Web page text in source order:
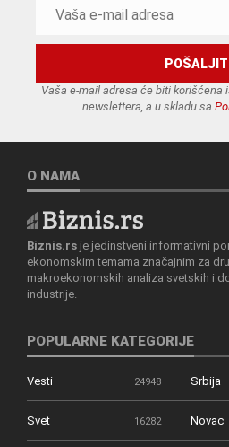
Vaša e-mail adresa će biti korišćena
newslettera, a u skladu sa
O NAMA
Biznis.rs je jedinstveni informativni
ekonomskim temama značajnim za
makroekonomskih analiza svetskih i
industrije.
POPULARNE KATEGORIJE
Vesti 24948 Srbija
Svet 16282 Novac